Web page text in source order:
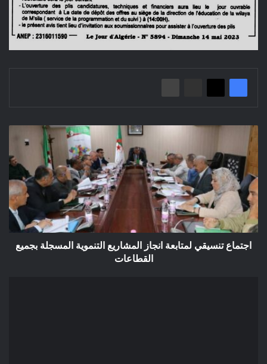
اجتماع
تنسيقي
لمتابعة
انجاز
المشاريع
التنموية
المسجلة
بجميع
القطاعات
اجتماع تنسيقي لمتابعة انجاز المشاريع التنموية المسجلة بجميع
القطاعات